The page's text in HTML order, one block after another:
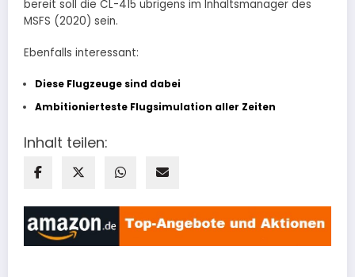
bereit soll die CL-415 übrigens im Inhaltsmanager des
MSFS (2020) sein.
Ebenfalls interessant:
Diese Flugzeuge sind dabei
Ambitionierteste Flugsimulation aller Zeiten
Inhalt teilen: